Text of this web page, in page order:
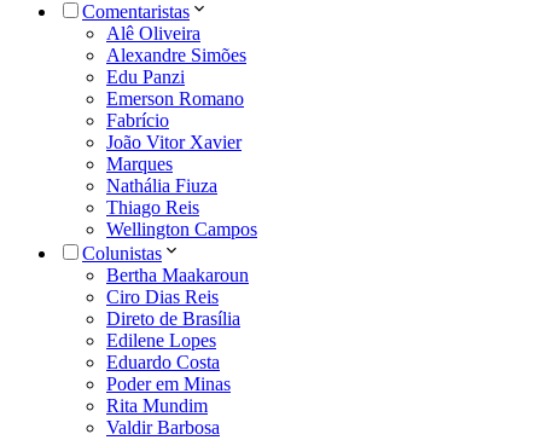
Comentaristas
Alê Oliveira
Alexandre Simões
Edu Panzi
Emerson Romano
Fabrício
João Vitor Xavier
Marques
Nathália Fiuza
Thiago Reis
Wellington Campos
Colunistas
Bertha Maakaroun
Ciro Dias Reis
Direto de Brasília
Edilene Lopes
Eduardo Costa
Poder em Minas
Rita Mundim
Valdir Barbosa